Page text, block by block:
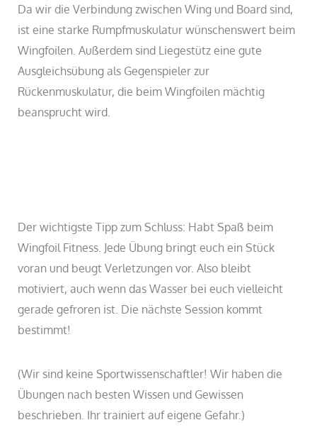
Da wir die Verbindung zwischen Wing und Board sind,
ist eine starke Rumpfmuskulatur wünschenswert beim
Wingfoilen. Außerdem sind Liegestütz eine gute
Ausgleichsübung als Gegenspieler zur
Rückenmuskulatur, die beim Wingfoilen mächtig
beansprucht wird.
Der wichtigste Tipp zum Schluss: Habt Spaß beim
Wingfoil Fitness. Jede Übung bringt euch ein Stück
voran und beugt Verletzungen vor. Also bleibt
motiviert, auch wenn das Wasser bei euch vielleicht
gerade gefroren ist. Die nächste Session kommt
bestimmt!
(Wir sind keine Sportwissenschaftler! Wir haben die
Übungen nach besten Wissen und Gewissen
beschrieben. Ihr trainiert auf eigene Gefahr.)